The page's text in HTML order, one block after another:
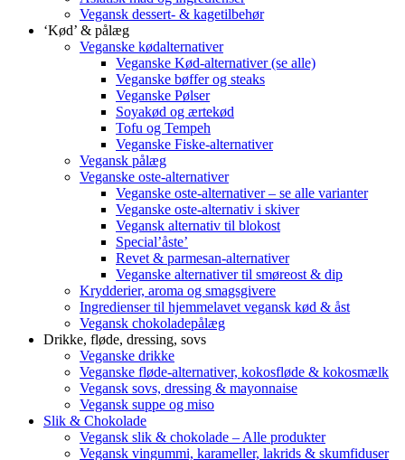
Vegansk dessert- & kagetilbehør
‘Kød’ & pålæg
Veganske kødalternativer
Veganske Kød-alternativer (se alle)
Veganske bøffer og steaks
Veganske Pølser
Soyakød og ærtekød
Tofu og Tempeh
Veganske Fiske-alternativer
Vegansk pålæg
Veganske oste-alternativer
Veganske oste-alternativer – se alle varianter
Veganske oste-alternativ i skiver
Vegansk alternativ til blokost
Special’åste’
Revet & parmesan-alternativer
Veganske alternativer til smøreost & dip
Krydderier, aroma og smagsgivere
Ingredienser til hjemmelavet vegansk kød & åst
Vegansk chokoladepålæg
Drikke, fløde, dressing, sovs
Veganske drikke
Veganske fløde-alternativer, kokosfløde & kokosmælk
Vegansk sovs, dressing & mayonnaise
Vegansk suppe og miso
Slik & Chokolade
Vegansk slik & chokolade – Alle produkter
Vegansk vingummi, karameller, lakrids & skumfiduser